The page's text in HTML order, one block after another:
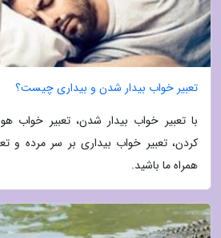
تعبیر خواب بیدار شدن و بیداری چیست؟
با تعبیر خواب بیدار شدن، تعبیر خواب
کردن، تعبیر خواب بیداری بر سر مرده و
همراه ما باشید.